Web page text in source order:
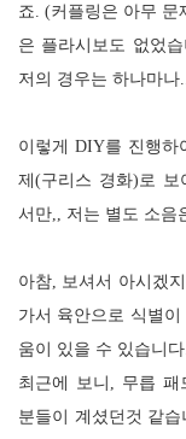
죠 . (커플링은 아무
은 플라시보도 없었
저의 경우는 하나마나
이렇게 DIY를 진행
제(구리스 경화)로 보
서만,, 저는 별도 소음
아참 , 보셔서 아시겠
가서 육안으로 식별
움이 있을 수 있습니다
최근에 보니
무릅 패
분들이 계셨던것 같습